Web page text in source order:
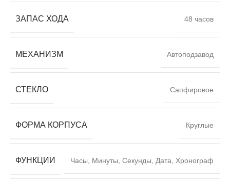
ЗАПАС ХОДА 48 часов
МЕХАНИЗМ Автоподзавод
СТЕКЛО Сапфировое
ФОРМА КОРПУСА Круглые
ФУНКЦИИ Часы, Минуты, Секунды, Дата, Хронограф